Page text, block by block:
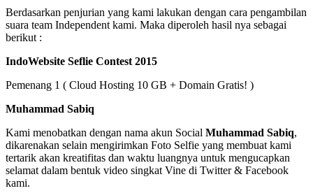
Berdasarkan penjurian yang kami lakukan dengan cara pengambilan
suara team Independent kami. Maka diperoleh hasil nya sebagai
berikut :
IndoWebsite Seflie Contest 2015
Pemenang 1 ( Cloud Hosting 10 GB + Domain Gratis! )
Muhammad Sabiq
Kami menobatkan dengan nama akun Social Muhammad Sabiq,
dikarenakan selain mengirimkan Foto Selfie yang membuat kami
tertarik akan kreatifitas dan waktu luangnya untuk mengucapkan
selamat dalam bentuk video singkat Vine di Twitter & Facebook
kami.